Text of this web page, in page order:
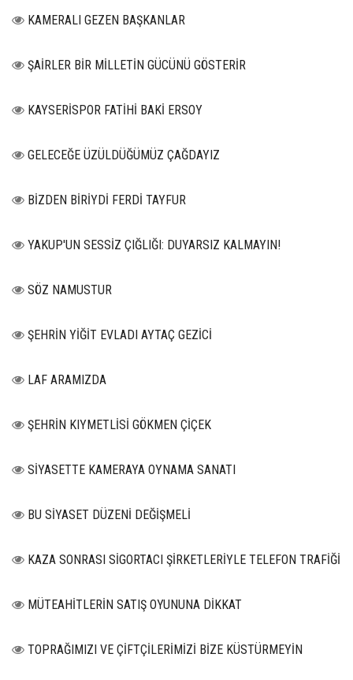
KAMERALI GEZEN BAŞKANLAR
ŞAİRLER BİR MİLLETİN GÜCÜNÜ GÖSTERİR
KAYSERİSPOR FATİHİ BAKİ ERSOY
GELECEĞE ÜZÜLDÜĞÜMÜZ ÇAĞDAYIZ
BİZDEN BİRİYDİ FERDİ TAYFUR
YAKUP'UN SESSİZ ÇIĞLIĞI: DUYARSIZ KALMAYIN!
SÖZ NAMUSTUR
ŞEHRİN YİĞİT EVLADI AYTAÇ GEZİCİ
LAF ARAMIZDA
ŞEHRİN KIYMETLİSİ GÖKMEN ÇİÇEK
SİYASETTE KAMERAYA OYNAMA SANATI
BU SİYASET DÜZENİ DEĞİŞMELİ
KAZA SONRASI SİGORTACI ŞİRKETLERİYLE TELEFON TRAFİĞİ
MÜTEAHİTLERİN SATIŞ OYUNUNA DİKKAT
TOPRAĞIMIZI VE ÇİFTÇİLERİMİZİ BİZE KÜSTÜRMEYİN